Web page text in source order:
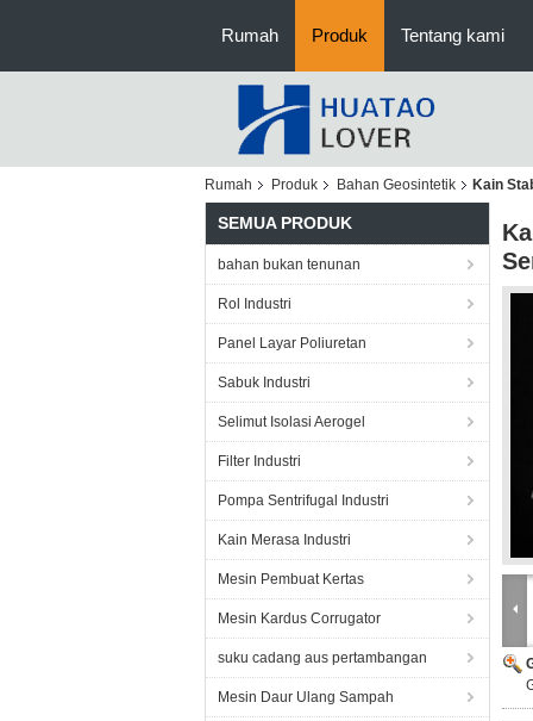
Rumah Produk Tentang kami
Rumah Produk Bahan Geosintetik Kain
SEMUA PRODUK
bahan bukan tenunan
Rol Industri
Panel Layar Poliuretan
Sabuk Industri
Selimut Isolasi Aerogel
Filter Industri
Pompa Sentrifugal Industri
Kain Merasa Industri
Mesin Pembuat Kertas
Mesin Kardus Corrugator
suku cadang aus pertambangan
Mesin Daur Ulang Sampah